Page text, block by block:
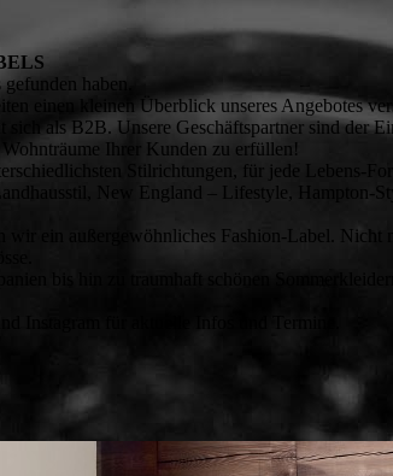
haben.
einen kleinen Überblick unseres Angebotes
sich als B2B. Unsere Geschäftspartner sind der
Ihrer Kunden zu erfüllen!
Stilrichtungen, für jede Lebens-
New England – Lifestyle,
ein außergewöhnliches Fashion-Label.
bis hin zu traumhaft schönen
Instagram für aktuelle Infos und Termine.